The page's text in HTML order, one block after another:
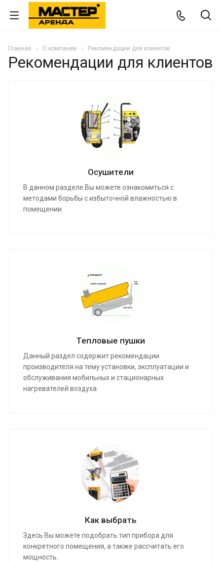
Главная О компании Рекомендации для клиентов
Рекомендации для клиентов
Осушители
В данном разделе Вы можете ознакомиться с
методами борьбы с избыточной влажностью в
помещении.
Тепловые пушки
Данный раздел содержит рекомендации
производителя на тему установки, эксплуатации и
обслуживания мобильных и стационарных
нагревателей воздуха.
Как выбрать
Здесь Вы можете подобрать тип прибора для
конкретного помещения, а также рассчитать его
мощность.